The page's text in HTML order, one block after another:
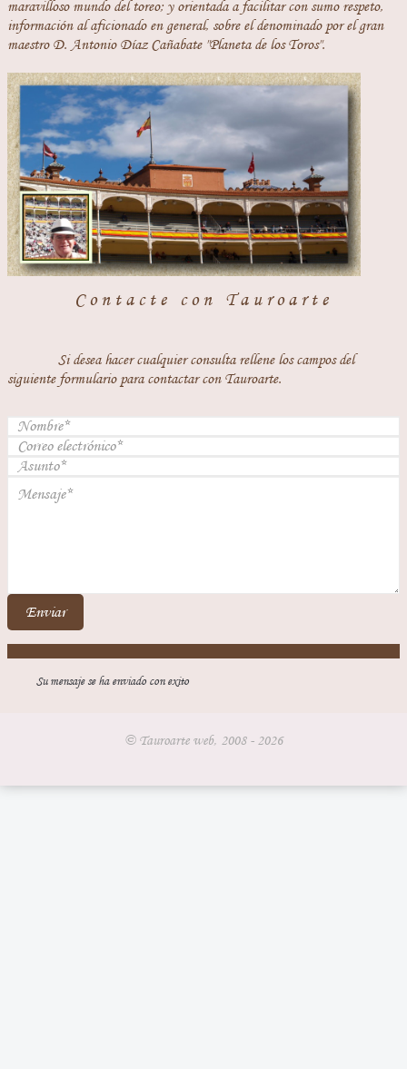
maravilloso mundo del toreo; y orientada a facilitar con sumo respeto,
información al aficionado en general, sobre el denominado por el gran
maestro D. Antonio Díaz Cañabate "Planeta de los Toros".
Contacte con Tauroarte
Si desea hacer cualquier consulta rellene los campos del
siguiente formulario para contactar con Tauroarte.
Enviar
Su mensaje se ha enviado con exito
© Tauroarte web, 2008 - 2026